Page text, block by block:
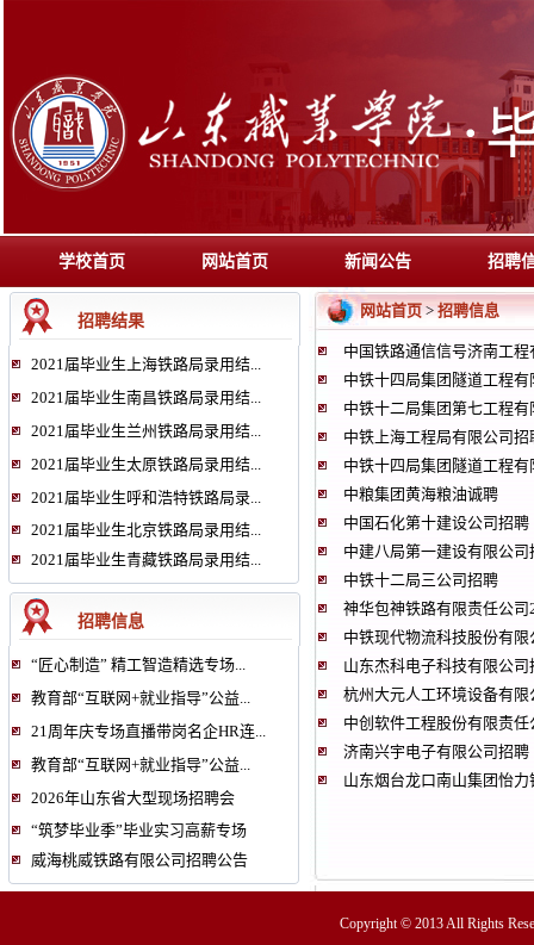
学校首页 网站首页 新闻公告 招聘
招聘结果
2021届毕业生上海铁路局录用结...
2021届毕业生南昌铁路局录用结...
2021届毕业生兰州铁路局录用结...
2021届毕业生太原铁路局录用结...
2021届毕业生呼和浩特铁路局录...
2021届毕业生北京铁路局录用结...
2021届毕业生青藏铁路局录用结...
招聘信息
“匠心制造” 精工智造精选专场...
教育部“互联网+就业指导”公益...
21周年庆专场直播带岗名企HR连...
教育部“互联网+就业指导”公益...
2026年山东省大型现场招聘会
“筑梦毕业季”毕业实习高薪专场
威海桃威铁路有限公司招聘公告
网站首页>招聘信息
中国铁路通信信号济南工
中铁十四局集团隧道工程有
中铁十二局集团第七工程
中铁上海工程局有限公司招
中铁十四局集团隧道工程有
中粮集团黄海粮油诚聘
中国石化第十建设公司招聘
中建八局第一建设有限公司
中铁十二局三公司招聘
神华包神铁路有限责任公
中铁现代物流科技股份有
山东杰科电子科技有限公司
杭州大元人工环境设备有限
中创软件工程股份有限责
济南兴宇电子有限公司招聘
山东烟台龙口南山集团怡
Copyright © 2013 All Rights